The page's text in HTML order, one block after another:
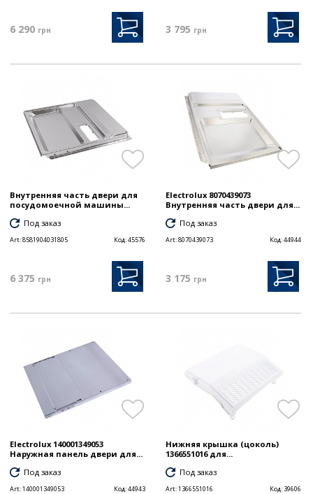
6 290 грн 3 795 грн
Внутренняя часть двери для
посудомоечной машины...
Под заказ
Art:8581904031805 Код:45576
6 375 грн
Electrolux 8070439073
Внутренняя часть двери для...
Под заказ
Art:8070439073 Код:44944
3 175 грн
Electrolux 140001349053
Наружная панель двери для...
Под заказ
Art:140001349053 Код:44943
Нижняя крышка (цоколь)
1366551016 для...
Под заказ
Art:1366551016 Код: 39606